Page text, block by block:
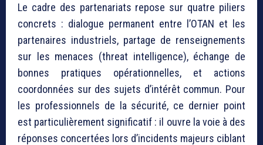
Le cadre des partenariats repose sur quatre piliers
concrets : dialogue permanent entre l’OTAN et les
partenaires industriels, partage de renseignements
sur les menaces (threat intelligence), échange de
bonnes pratiques opérationnelles, et actions
coordonnées sur des sujets d’intérêt commun. Pour
les professionnels de la sécurité, ce dernier point
est particulièrement significatif : il ouvre la voie à des
réponses concertées lors d’incidents majeurs ciblant